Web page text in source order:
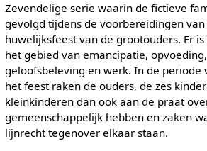
Zevendelige serie waarin de fictieve
gevolgd tijdens de voorbereidingen
huwelijksfeest van de grootouders. Er
het gebied van emancipatie,
geloofsbeleving en werk. In de periode
het feest raken de ouders, de zes
kleinkinderen dan ook aan de praat
gemeenschappelijk hebben en zaken
lijnrecht tegenover elkaar staan.